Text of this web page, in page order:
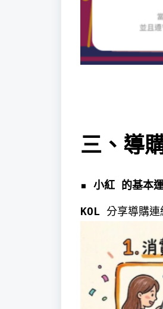
三、導
▪︎ 小紅 的基本
KOL 分享導購